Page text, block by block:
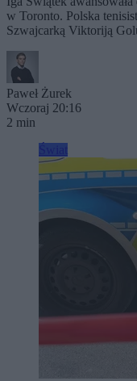
w Toronto. Polska
Szwajcarką Viktoriją
Paweł Żurek
Wczoraj 20:16
2 min